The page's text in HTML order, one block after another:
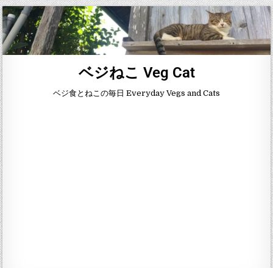
ベジねこ Veg Cat
ベジ食とねこの毎日 Everyday Vegs and Cats